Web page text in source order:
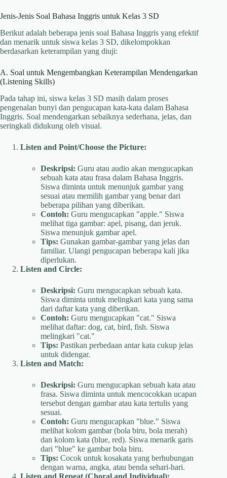
Jenis-Jenis Soal Bahasa Inggris untuk Kelas 3 SD
Berikut adalah beberapa jenis soal Bahasa Inggris yang efektif
dan menarik untuk siswa kelas 3 SD, dikelompokkan
berdasarkan keterampilan yang diuji:
A. Soal untuk Mengembangkan Keterampilan Mendengarkan
(Listening Skills)
Pada tahap ini, siswa kelas 3 SD masih dalam proses
pengenalan bunyi dan pengucapan kata-kata dalam Bahasa
Inggris. Soal mendengarkan sebaiknya sederhana, jelas, dan
seringkali didukung oleh visual.
Listen and Point/Choose the Picture:
Deskripsi: Guru atau audio akan mengucapkan
sebuah kata atau frasa dalam Bahasa Inggris.
Siswa diminta untuk menunjuk gambar yang
sesuai atau memilih gambar yang benar dari
beberapa pilihan yang diberikan.
Contoh: Guru mengucapkan "apple." Siswa
melihat tiga gambar: apel, pisang, dan jeruk.
Siswa menunjuk gambar apel.
Tips: Gunakan gambar-gambar yang jelas dan
familiar. Ulangi pengucapan beberapa kali jika
diperlukan.
Listen and Circle:
Deskripsi: Guru mengucapkan sebuah kata.
Siswa diminta untuk melingkari kata yang sama
dari daftar kata yang diberikan.
Contoh: Guru mengucapkan "cat." Siswa
melihat daftar: dog, cat, bird, fish. Siswa
melingkari "cat."
Tips: Pastikan perbedaan antar kata cukup jelas
untuk didengar.
Listen and Match:
Deskripsi: Guru mengucapkan sebuah kata atau
frasa. Siswa diminta untuk mencocokkan ucapan
tersebut dengan gambar atau kata tertulis yang
sesuai.
Contoh: Guru mengucapkan "blue." Siswa
melihat kolom gambar (bola biru, bola merah)
dan kolom kata (blue, red). Siswa menarik garis
dari "blue" ke gambar bola biru.
Tips: Cocok untuk kosakata yang berhubungan
dengan warna, angka, atau benda sehari-hari.
Listen and Repeat (Choral and Individual):